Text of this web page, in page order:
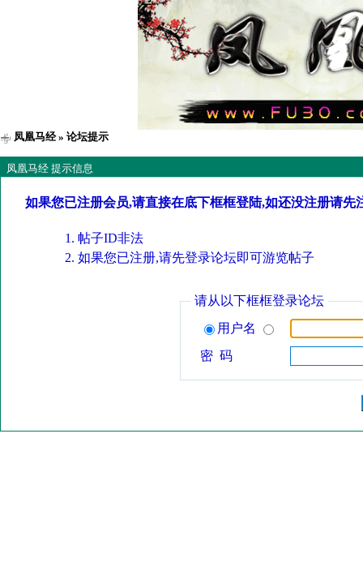
凤凰马经» 论坛提示
凤凰马经 提示信息
如果您已注册会员,请直接在底下框框登陆,如还没注册请先
帖子ID非法
如果您已注册,请先登录论坛即可游览帖子
请从以下框框登录论坛
用户名
密 码